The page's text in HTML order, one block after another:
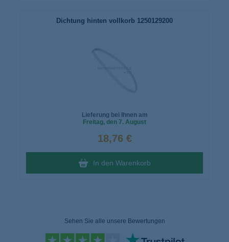
Dichtung hinten vollkorb 1250129200
Lieferung bei Ihnen am
Freitag, den 7. August
18,76 €
In den Warenkorb
Sehen Sie alle unsere Bewertungen